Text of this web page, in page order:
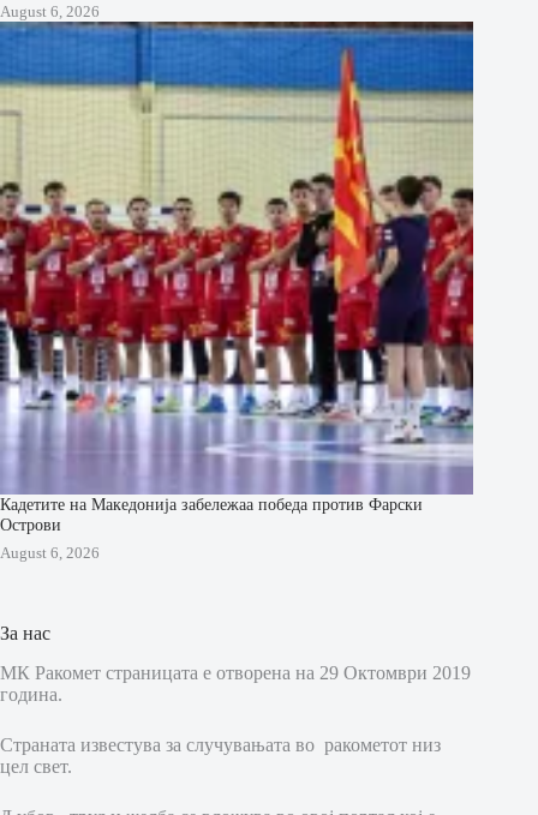
August 6, 2026
Кадетите на Македонија забележаа победа против Фарски
Острови
August 6, 2026
За нас
МК Ракомет страницата е отворена на 29 Октомври 2019
година.
Страната известува за случувањата во ракометот низ
цел свет.